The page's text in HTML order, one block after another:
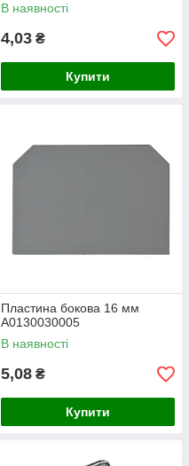
В наявності
4,03 ₴
Купити
Пластина бокова 16 мм
A0130030005
В наявності
5,08 ₴
Купити